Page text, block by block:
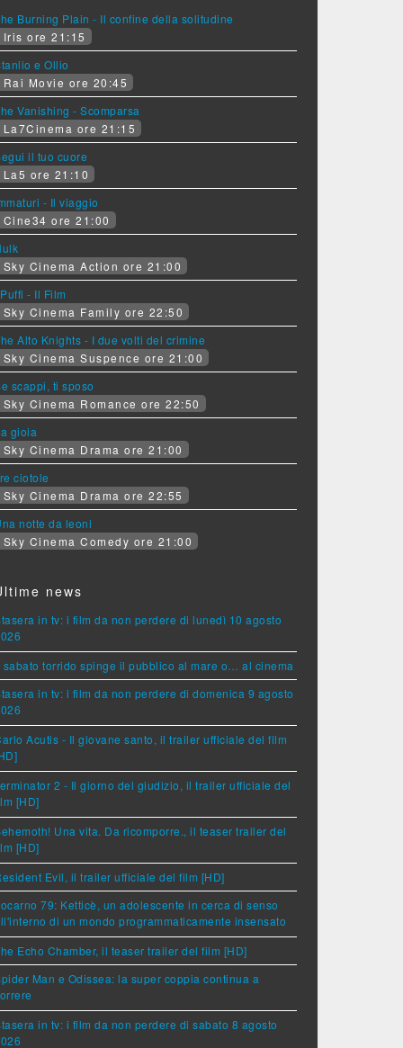
Burning Plain - Il confine della solitudine
Iris ore 21:15
e Ollio
Rai Movie ore 20:45
Vanishing - Scomparsa
La7Cinema ore 21:15
il tuo cuore
La5 ore 21:10
- Il viaggio
Cine34 ore 21:00
Sky Cinema Action ore 21:00
- Il Film
Sky Cinema Family ore 22:50
Alto Knights - I due volti del crimine
Sky Cinema Suspence ore 21:00
scappi, ti sposo
Sky Cinema Romance ore 22:50
gioia
Sky Cinema Drama ore 21:00
ciotole
Sky Cinema Drama ore 22:55
notte da leoni
Sky Cinema Comedy ore 21:00
news
in tv: i film da non perdere di lunedì 10 agosto
sabato torrido spinge il pubblico al mare o… al cinema
in tv: i film da non perdere di domenica 9 agosto
Acutis - Il giovane santo, il trailer ufficiale del film
2 - Il giorno del giudizio, il trailer ufficiale del
[HD]
Una vita. Da ricomporre., il teaser trailer del
[HD]
Evil, il trailer ufficiale del film [HD]
79: Ketticè, un adolescente in cerca di senso
di un mondo programmaticamente insensato
Echo Chamber, il teaser trailer del film [HD]
Man e Odissea: la super coppia continua a
in tv: i film da non perdere di sabato 8 agosto